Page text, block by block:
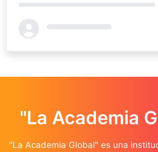
"La Academia
"La Academia Global" es una